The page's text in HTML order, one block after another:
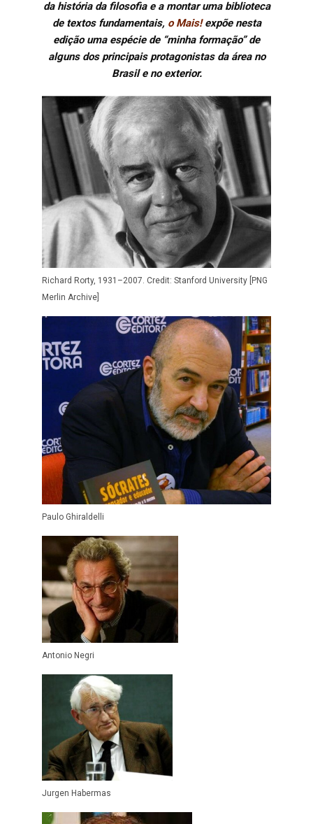
da história da filosofia e a montar uma biblioteca
de textos fundamentais, o Mais!expõe nesta
edição uma espécie de “minha formação”de
alguns dos principais protagonistas da área no
Brasil e no exterior.
Richard Rorty, 1931–2007. Credit: Stanford University [PNG
Merlin Archive]
Paulo Ghiraldelli
Antonio Negri
Jurgen Habermas